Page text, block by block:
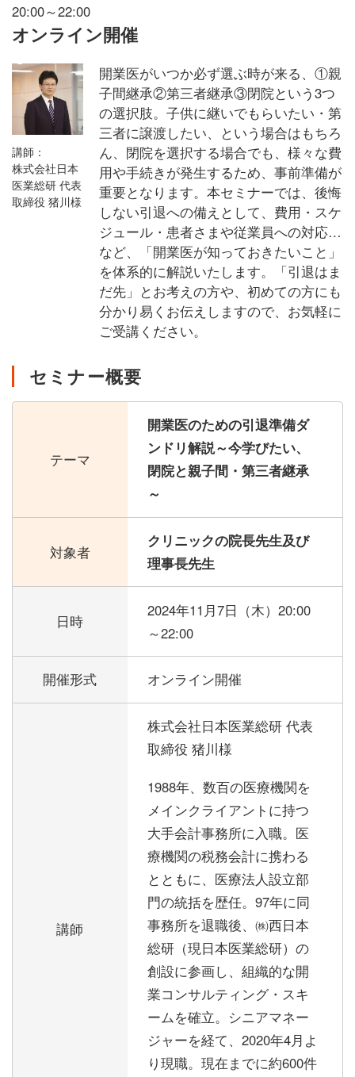
20:00～22:00
オンライン開催
講師：
株式会社日本
医業総研 代表
取締役 猪川様
開業医がいつか必ず選ぶ時が来る、①親
子間継承②第三者継承③閉院という3つ
の選択肢。子供に継いでもらいたい・第
三者に譲渡したい、という場合はもちろ
ん、閉院を選択する場合でも、様々な費
用や手続きが発生するため、事前準備が
重要となります。本セミナーでは、後悔
しない引退への備えとして、費用・スケ
ジュール・患者さまや従業員への対応…
など、「開業医が知っておきたいこと」
を体系的に解説いたします。「引退はま
だ先」とお考えの方や、初めての方にも
分かり易くお伝えしますので、お気軽に
ご受講ください。
セミナー概要
テーマ
開業医のための引退準備ダ
ンドリ解説～今学びたい、
閉院と親子間・第三者継承
～
対象者
クリニックの院長先生及び
理事長先生
日時
2024年11月7日（木）20:00
～22:00
開催形式 オンライン開催
講師
株式会社日本医業総研 代表
取締役 猪川様
1988年、数百の医療機関を
メインクライアントに持つ
大手会計事務所に入職。医
療機関の税務会計に携わる
とともに、医療法人設立部
門の統括を歴任。97年に同
事務所を退職後、㈱西日本
総研（現日本医業総研）の
創設に参画し、組織的な開
業コンサルティング・スキ
ームを確立。シニアマネー
ジャーを経て、2020年4月よ
り現職。現在までに約600件